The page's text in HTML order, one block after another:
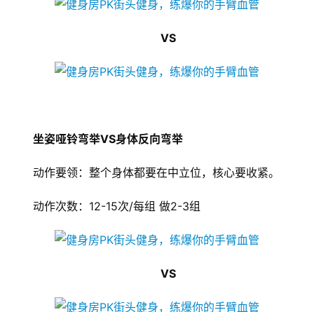
VS
坐姿哑铃弯举VS身体反向弯举
动作要领：整个身体都要在中立位，核心要收紧。
动作次数：12-15次/每组 做2-3组
VS